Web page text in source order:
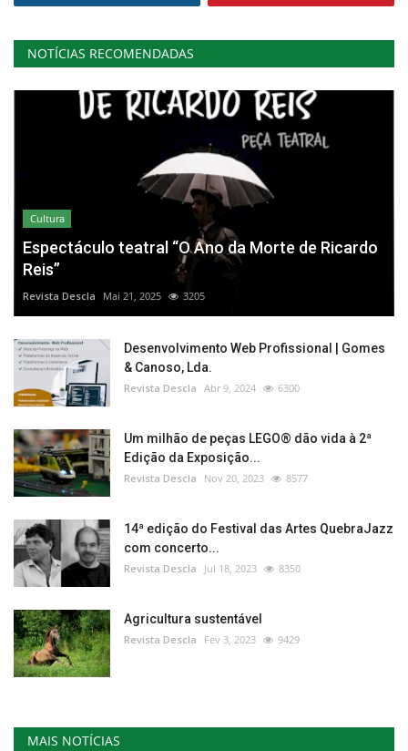
NOTÍCIAS RECOMENDADAS
Cultura
Espectáculo teatral “O Ano da Morte de Ricardo
Reis”
Revista Descla Mai 21, 2025 3205
Desenvolvimento Web Profissional | Gomes
& Canoso, Lda.
Revista Descla Abr 9, 2024 6300
Um milhão de peças LEGO® dão vida à 2ª
Edição da Exposição...
Revista Descla Nov 20, 2023 8577
14ª edição do Festival das Artes QuebraJazz
com concerto...
Revista Descla Jul 18, 2023 8350
Agricultura sustentável
Revista Descla Fev 3, 2023 9429
MAIS NOTÍCIAS